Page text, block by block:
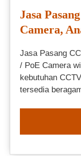
Jasa
Camera,
Jasa Pasang
/ PoE Camera
kebutuhan
tersedia